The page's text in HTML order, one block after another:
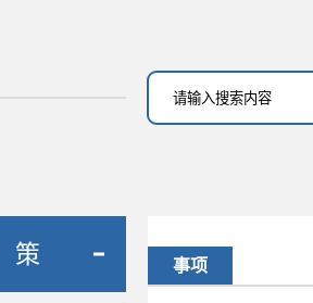
策 事项